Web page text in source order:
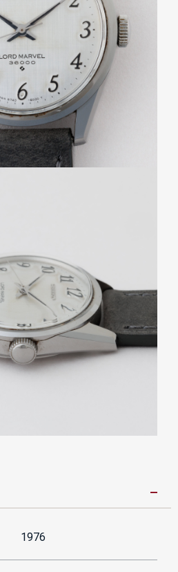
1976